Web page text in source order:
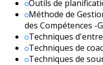
Outils de
Méthode de
des Compétences -
Techniques
Techniques de
Techniques de